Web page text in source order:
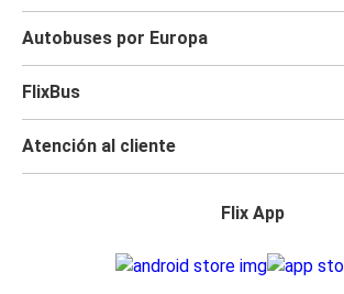
Autobuses por Europa
FlixBus
Atención al cliente
Flix App